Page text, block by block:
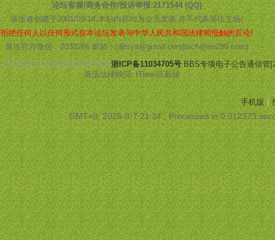
论坛客服/商务合作/投诉举报:2171544 (QQ)
落伍者创建于2001/03/14,本站内容均为会员发表,并不代表落伍立场!
拒绝任何人以任何形式在本论坛发表与中华人民共和国法律相抵触的言论!
落伍官方微信：2030286 邮箱：(djfsys@gmail.com|tech@im286.com)
浙公网安备 33060302000191号浙ICP备11034705号BBS专项电子公告通信管
落伍法律顾问: ITlaw-庄毅雄
手机版 |
GMT+8, 2026-8-7 21:34, Processed in 0.012373